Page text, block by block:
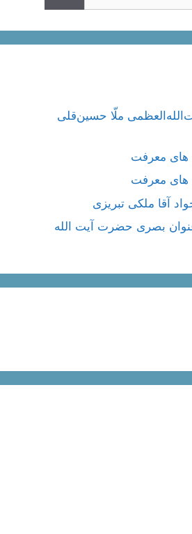
ملّا حسین‌قلی
های معرفت
های معرفت
آقا ملکی تبریزی
بصری حضرت آیت الله